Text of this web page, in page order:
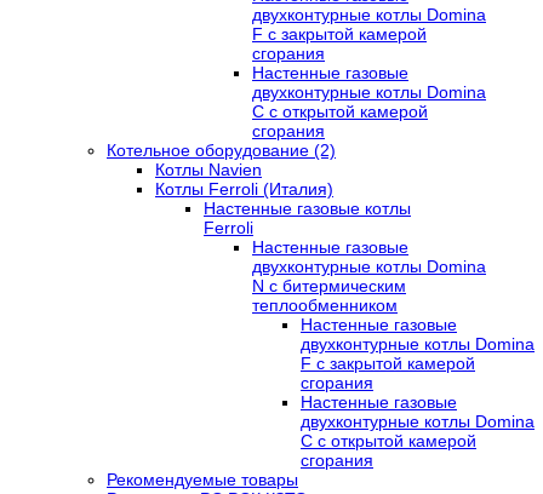
двухконтурные котлы Domina
F с закрытой камерой
сгорания
Настенные газовые
двухконтурные котлы Domina
C с открытой камерой
сгорания
Котельное оборудование (2)
Котлы Navien
Котлы Ferroli (Италия)
Настенные газовые котлы
Ferroli
Настенные газовые
двухконтурные котлы Domina
N с битермическим
теплообменником
Настенные газовые
двухконтурные котлы Domina
F с закрытой камерой
сгорания
Настенные газовые
двухконтурные котлы Domina
C с открытой камерой
сгорания
Рекомендуемые товары